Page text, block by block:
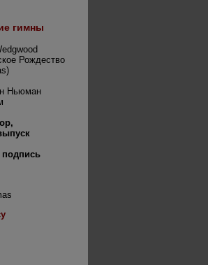
гимны
Рождество
Ньюман
подпись